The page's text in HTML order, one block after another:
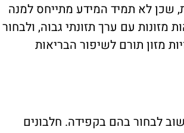
שכן לא תמיד המידע מתייחס למנה
מזונות עם ערך תזונתי גבוה, ולבחור
מזון תורם לשיפור הבריאות
לבחור בהם בקפידה. חלבונים